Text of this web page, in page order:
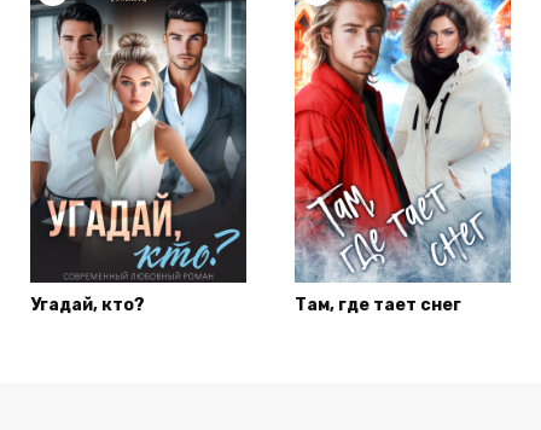
Угадай, кто? Там, где тает снег